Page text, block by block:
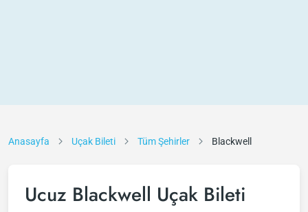
Anasayfa Uçak Bileti Tüm Şehirler Blackwell
Ucuz Blackwell Uçak Bileti